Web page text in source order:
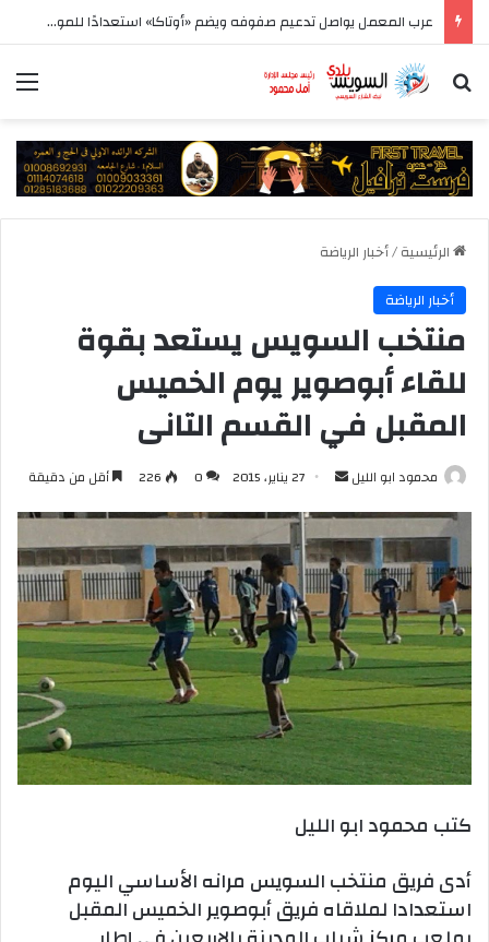
عرب المعمل يواصل تدعيم صفوفه ويضم «أوتاكا» استعدادًا للموسم الجديد
بحث عن
الرئيسية/أخبار الرياضة
أخبار الرياضة
منتخب السويس يستعد بقوة
للقاء أبوصوير يوم الخميس
المقبل في القسم التانى
محمود ابو الليل
أرسل
إلكترونيا
27 يناير، 2015 0
226 أقل من دقيقة
كتب محمود ابو الليل
أدى فريق منتخب السويس مرانه الأساسي اليوم
استعدادا لملاقاه فريق أبوصوير الخميس المقبل